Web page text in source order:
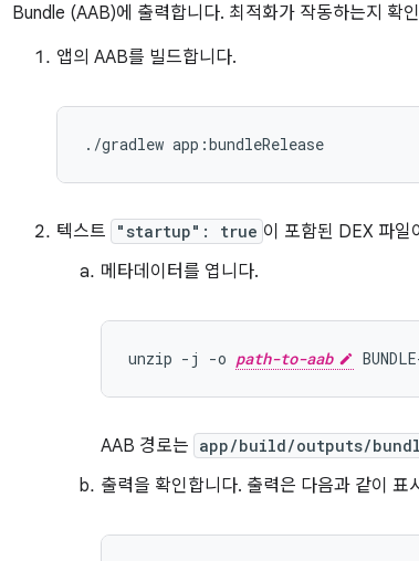
Bundle (AAB)에 출력합니다. 최적화가 작동하는지 확
앱의 AAB를 빌드합니다.
텍스트 "startup": true 이 포함된 DEX 파일
메타데이터를 엽니다.
unzip -j -o path-to-aab
AAB 경로는 app/build/outputs/
출력을 확인합니다. 출력은 다음과 같이 표